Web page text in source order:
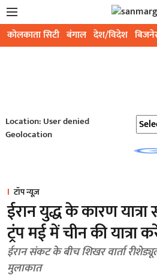
कोलकाता सिटी बंगाल देश/विदेश
Location: User denied
Geolocation
टॉप न्यूज़
ईरान युद्ध के कारण
ट्रंप मई में चीन की यात्रा
ईरान संकट के बीच शिखर वार्ता
मुलाकात